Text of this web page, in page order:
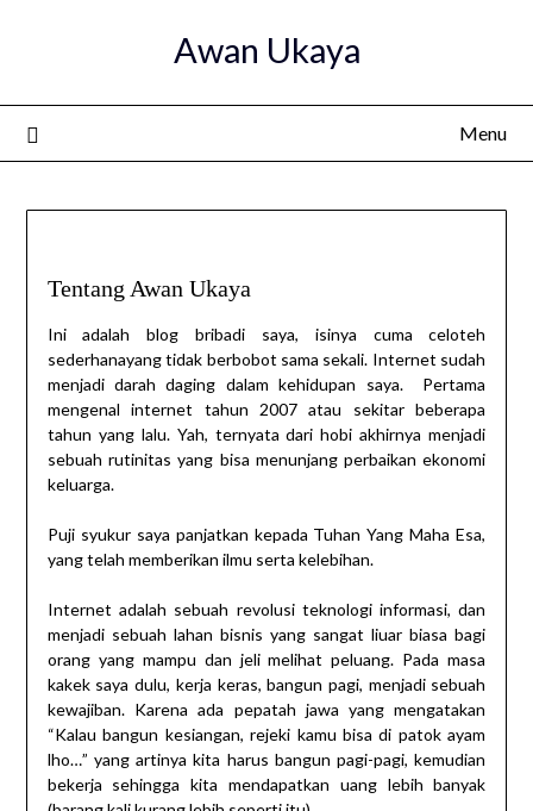
Awan Ukaya
Menu
Tentang Awan Ukaya
Ini adalah blog bribadi saya, isinya cuma celoteh
sederhanayang tidak berbobot sama sekali. Internet sudah
menjadi darah daging dalam kehidupan saya. Pertama
mengenal internet tahun 2007 atau sekitar beberapa
tahun yang lalu. Yah, ternyata dari hobi akhirnya menjadi
sebuah rutinitas yang bisa menunjang perbaikan ekonomi
keluarga.
Puji syukur saya panjatkan kepada Tuhan Yang Maha Esa,
yang telah memberikan ilmu serta kelebihan.
Internet adalah sebuah revolusi teknologi informasi, dan
menjadi sebuah lahan bisnis yang sangat liuar biasa bagi
orang yang mampu dan jeli melihat peluang. Pada masa
kakek saya dulu, kerja keras, bangun pagi, menjadi sebuah
kewajiban. Karena ada pepatah jawa yang mengatakan
“Kalau bangun kesiangan, rejeki kamu bisa di patok ayam
lho…” yang artinya kita harus bangun pagi-pagi, kemudian
bekerja sehingga kita mendapatkan uang lebih banyak